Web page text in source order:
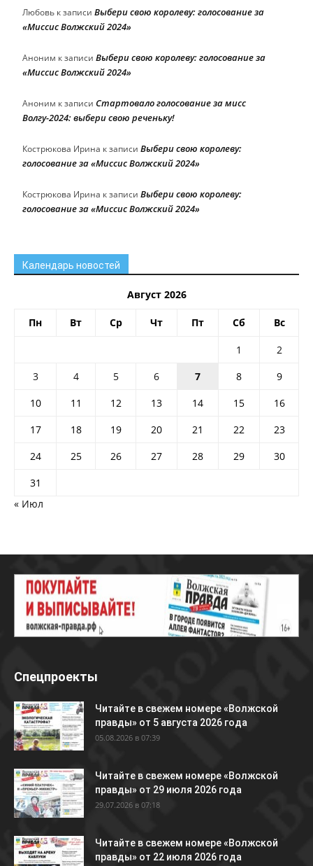
Любовь к записи Выбери свою королеву: голосование за
«Миссис Волжский 2024»
Аноним к записи Выбери свою королеву: голосование за
«Миссис Волжский 2024»
Аноним к записи Стартовало голосование за мисс
Волгу-2024: выбери свою реченьку!
Кострюкова Ирина к записи Выбери свою королеву:
голосование за «Миссис Волжский 2024»
Кострюкова Ирина к записи Выбери свою королеву:
голосование за «Миссис Волжский 2024»
Календарь новостей
Август 2026
Пн Вт Ср Чт Пт Сб Вс
1
2
3
4 5 6 7 8
9
10
11 12 13 14 15
16
17
18 19 20 21 22
23
24
25 26 27 28 29
30
31
« Июл
Спецпроекты
Читайте в свежем номере «Волжской
правды» от 5 августа 2026 года
05.08.2026 в 07:39
Читайте в свежем номере «Волжской
правды» от 29 июля 2026 года
29.07.2026 в 07:18
Читайте в свежем номере «Волжской
правды» от 22 июля 2026 года